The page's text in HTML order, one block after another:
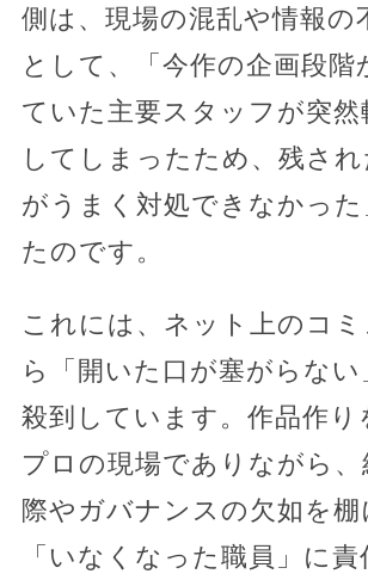
側は、現場の混乱や情報の
として、「今作の企画段階
ていた主要スタッフが突然
してしまったため、残さ
がうまく対処できなかった
たのです。
これには、ネット上のコ
ら「開いた口が塞がらな
殺到しています。作品作り
プロの現場でありながら、
際やガバナンスの欠如を棚
「いなくなった職員」に